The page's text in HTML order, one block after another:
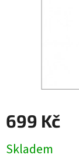
699 Kč
cena:
Skladem